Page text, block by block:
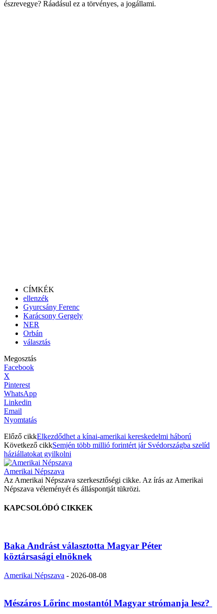
észrevegye? Ráadásul ez a törvényes, a jogállami.
CÍMKÉK
ellenzék
Gyurcsány Ferenc
Karácsony Gergely
NER
Orbán
választás
Megosztás
Facebook
X
Pinterest
WhatsApp
Linkedin
Email
Nyomtatás
Előző cikkElkezdődhet a kínai-amerikai kereskedelmi háború
Következő cikkSemjén több millió forintért jár Svédországba szelíd
háziállatokat gyilkolni
Amerikai Népszava
Az Amerikai Népszava szerkesztőségi cikke. Az írás az Amerikai
Népszava véleményét és álláspontját tükrözi.
KAPCSOLÓDÓ CIKKEK
Baka Andrást választotta Magyar Péter
köztársasági elnöknek
Amerikai Népszava - 2026-08-08
Mészáros Lőrinc mostantól Magyar strómanja lesz?